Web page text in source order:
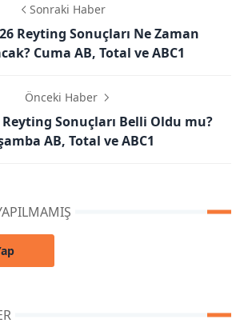
Sonraki Haber
Reyting Sonuçları Ne Zaman
Cuma AB, Total ve ABC1
Önceki Haber
Reyting Sonuçları Belli Oldu mu?
AB, Total ve ABC1